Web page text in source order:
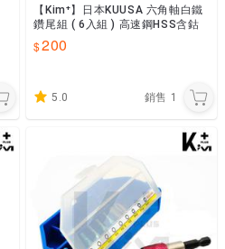
【Kim⁺】日本KUUSA 六角軸白鐵
鑽尾組 ( 6入組 ) 高速鋼HSS含鈷
200
5.0 銷售 1